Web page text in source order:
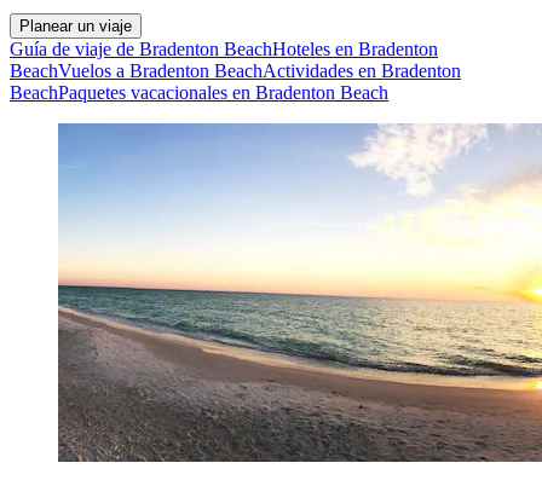
Planear un viaje
Guía de viaje de Bradenton BeachHoteles en Bradenton
BeachVuelos a Bradenton BeachActividades en Bradenton
BeachPaquetes vacacionales en Bradenton Beach